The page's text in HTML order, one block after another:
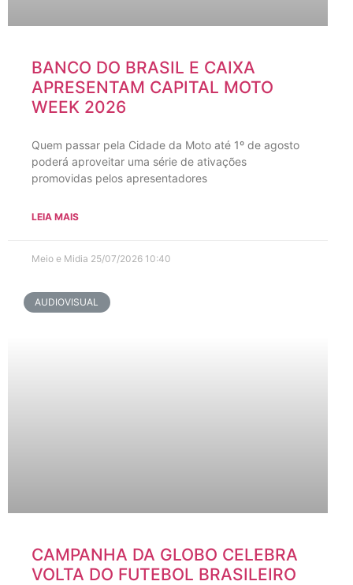
BANCO DO BRASIL E CAIXA
APRESENTAM CAPITAL MOTO
WEEK 2026
Quem passar pela Cidade da Moto até 1º de agosto
poderá aproveitar uma série de ativações
promovidas pelos apresentadores
LEIA MAIS
Meio e Midia 25/07/2026 10:40
AUDIOVISUAL
CAMPANHA DA GLOBO CELEBRA
VOLTA DO FUTEBOL BRASILEIRO